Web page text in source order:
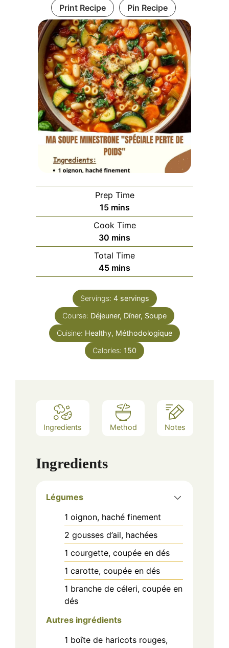
Print Recipe Pin Recipe
Prep Time
15minutes
mins
Cook Time
30 minutes
mins
Total Time
45minutes
mins
Servings: 4 servings
Course: Déjeuner, Dîner, Soupe
Cuisine: Healthy, Méthodologique
Calories: 150
Ingredients Method Notes
Ingredients
Légumes
1 oignon, haché finement
2 gousses d’ail, hachées
1 courgette, coupée en dés
1 carotte, coupée en dés
1 branche de céleri, coupée en
dés
Autres ingrédients
1 boîte de haricots rouges,